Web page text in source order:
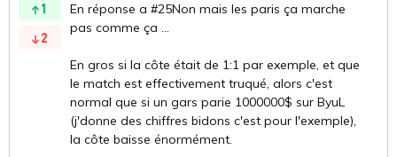
1
2
En réponse a #25Non mais les paris ça marche
pas comme ça ...
En gros si la côte était de 1:1 par exemple, et que
le match est effectivement truqué, alors c'est
normal que si un gars parie 1000000$ sur ByuL
(j'donne des chiffres bidons c'est pour l'exemple),
la côte baisse énormément.